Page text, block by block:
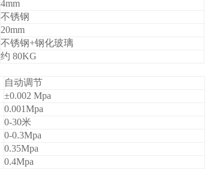
4mm
不锈钢
20mm
不锈钢+钢化玻璃
约 80KG
自动调节
±0.002 Mpa
0.001Mpa
0-30米
0-0.3Mpa
0.35Mpa
0.4Mpa